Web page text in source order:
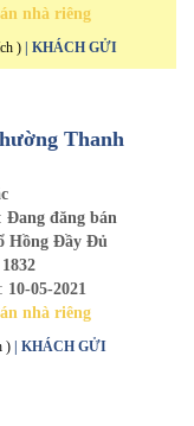
nhà riêng
) | KHÁCH GỬI
Thanh
Đang đăng bán
Hồng Đầy Đủ
1832
10-05-2021
nhà riêng
) | KHÁCH GỬI